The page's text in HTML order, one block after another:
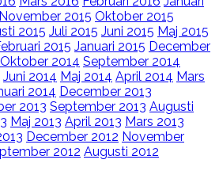
November 2015 Oktober 2015
2015 Juli 2015 Juni 2015 Maj 2015
2015 Januari 2015 December
Oktober 2014 September 2014
Juni 2014 Maj 2014 April 2014 Mars
2014 December 2013
2013 September 2013 Augusti
Maj 2013 April 2013 Mars 2013
December 2012 November
2012 Augusti 2012